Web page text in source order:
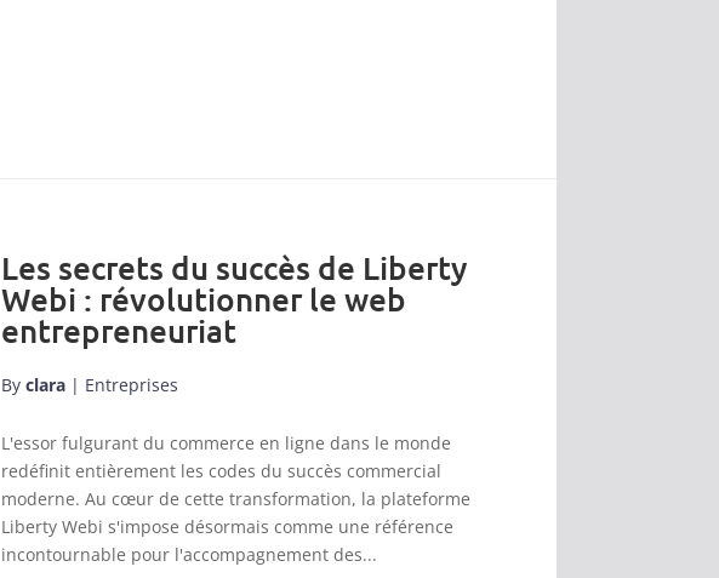
Les secrets du succès de Liberty
Webi : révolutionner le web
entrepreneuriat
By clara | Entreprises
L'essor fulgurant du commerce en ligne dans le monde
redéfinit entièrement les codes du succès commercial
moderne. Au cœur de cette transformation, la plateforme
Liberty Webi s'impose désormais comme une référence
incontournable pour l'accompagnement des...